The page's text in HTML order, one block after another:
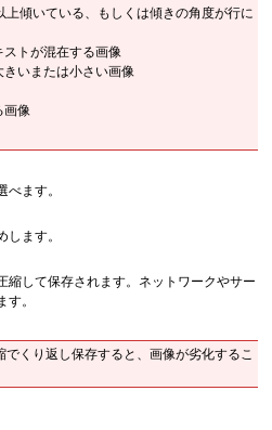
上傾いている、もしくは傾きの角度が行に
トが混在する画像
いまたは小さい画像
画像
べます。
します。
縮して保存されます。 ネットワークやサー
す。
でくり返し保存すると、画像が劣化するこ